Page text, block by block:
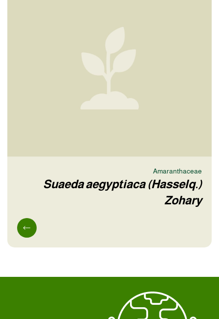
Amaranthaceae
Suaeda aegyptiaca (Hasselq.)
Zohary